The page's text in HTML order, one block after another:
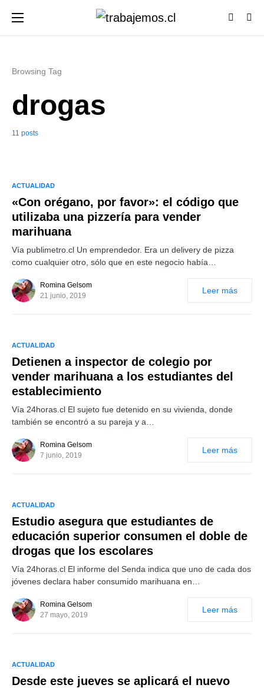
Browsing Tag
drogas
11 posts
ACTUALIDAD
«Con orégano, por favor»: el código que
utilizaba una pizzería para vender
marihuana
Vía publimetro.cl Un emprendedor. Era un delivery de pizza
como cualquier otro, sólo que en este negocio había…
Romina Gelsom
21 junio, 2019
Leer más
ACTUALIDAD
Detienen a inspector de colegio por
vender marihuana a los estudiantes del
establecimiento
Vía 24horas.cl El sujeto fue detenido en su vivienda, donde
también se encontró a su pareja y a…
Romina Gelsom
7 junio, 2019
Leer más
ACTUALIDAD
Estudio asegura que estudiantes de
educación superior consumen el doble de
drogas que los escolares
Vía 24horas.cl El informe del Senda indica que uno de cada dos
jóvenes declara haber consumido marihuana en…
Romina Gelsom
27 mayo, 2019
Leer más
ACTUALIDAD
Desde este jueves se aplicará el nuevo